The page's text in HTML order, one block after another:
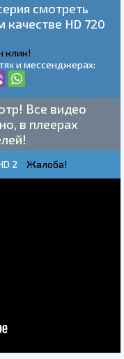
смотреть
HD 720
клик!
и мессенджерах:
Все видео
в плеерах
2 Жалоба!